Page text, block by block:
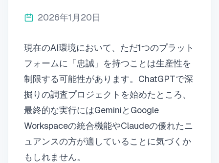
2026年1月20日
現在のAI環境において、ただ1つのプラット
フォームに「忠誠」を持つことは生産性を
制限する可能性があります。ChatGPTで深
掘りの調査プロジェクトを始めたところ、
最終的な実行にはGeminiとGoogle
Workspaceの統合機能やClaudeの優れたニ
ュアンスの方が適していることに気づくか
もしれません。